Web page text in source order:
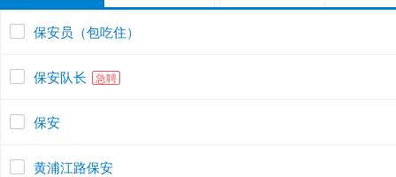
保安员（包吃住）
保安队长 急聘
保安
黄浦江路保安